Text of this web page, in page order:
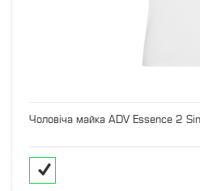
Чоловіча майка ADV Essence 2